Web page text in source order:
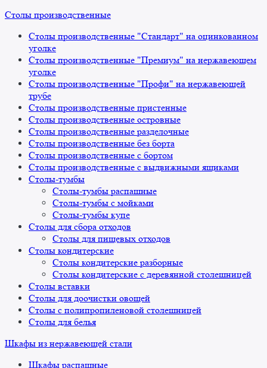
Столы производственные
Столы производственные "Стандарт" на оцинкованном
уголке
Столы производственные "Премиум" на нержавеющем
уголке
Столы производственные "Профи" на нержавеющей
трубе
Столы производственные пристенные
Столы производственные островные
Столы производственные разделочные
Столы производственные без борта
Столы производственные с бортом
Столы производственные с выдвижными ящиками
Столы-тумбы
Столы-тумбы распашные
Столы-тумбы с мойками
Столы-тумбы купе
Столы для сбора отходов
Столы для пищевых отходов
Столы кондитерские
Столы кондитерские разборные
Столы кондитерские с деревянной столешницей
Столы вставки
Столы для доочистки овощей
Столы с полипропиленовой столешницей
Столы для белья
Шкафы из нержавеющей стали
Шкафы распашные